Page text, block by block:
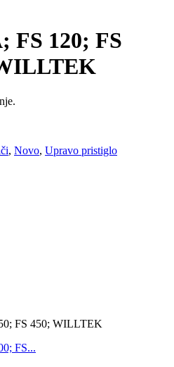
FS 120; FS
, Novo, Upravo pristiglo
FS 450; WILLTEK
FS...